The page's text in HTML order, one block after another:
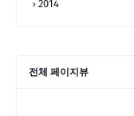
2014
전체 페이지뷰